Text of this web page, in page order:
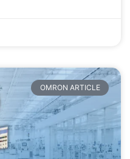
OMRON ARTICLE